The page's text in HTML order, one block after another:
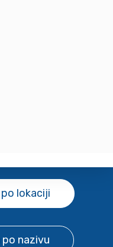
po lokaciji
po nazivu